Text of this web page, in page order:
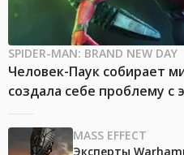
SPIDER-MAN: BRAND NEW DAY
Человек-Паук собирает
создала себе проблему с
MASS EFFECT
Эксперты